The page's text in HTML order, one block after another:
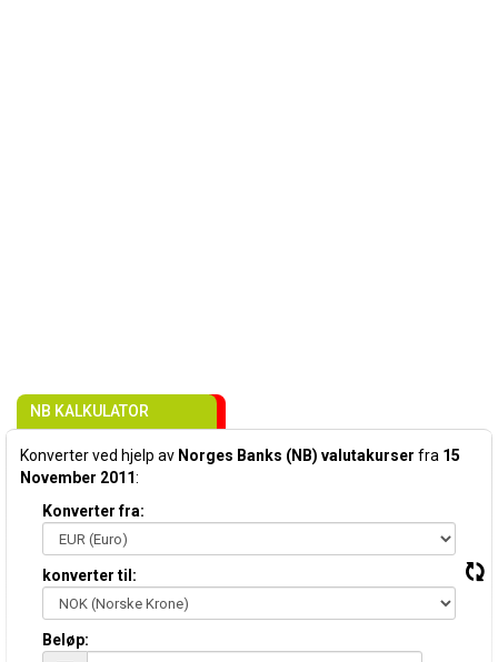
NB KALKULATOR
Konverter ved hjelp av Norges Banks (NB) valutakurser fra 15
November 2011:
Konverter fra:
konverter til:
Beløp: